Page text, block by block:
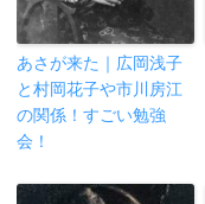
あさが来た｜広岡浅子
と村岡花子や市川房江
の関係！すごい勉強
会！